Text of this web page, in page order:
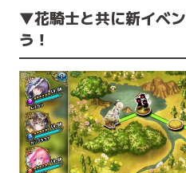
▼花騎士と共に新イベ
う！